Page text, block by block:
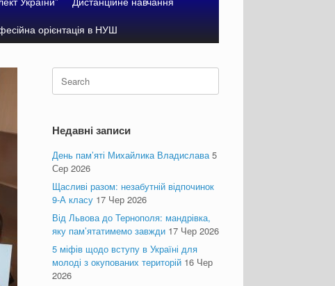
орієнтація в НУШ
Search
for:
Недавні записи
День пам’яті Михайлика Владислава 5
Сер 2026
Щасливі разом: незабутній відпочинок
9-А класу 17 Чер 2026
Від Львова до Тернополя: мандрівка,
яку пам’ятатимемо завжди 17 Чер 2026
5 міфів щодо вступу в Україні для
молоді з окупованих територій 16 Чер
2026